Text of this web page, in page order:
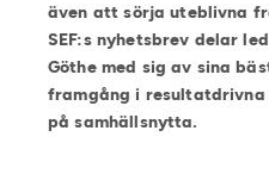
även att sörja uteblivna
SEF:s nyhetsbrev delar
Göthe med sig av sina
framgång i resultatdrivna
på samhällsnytta.